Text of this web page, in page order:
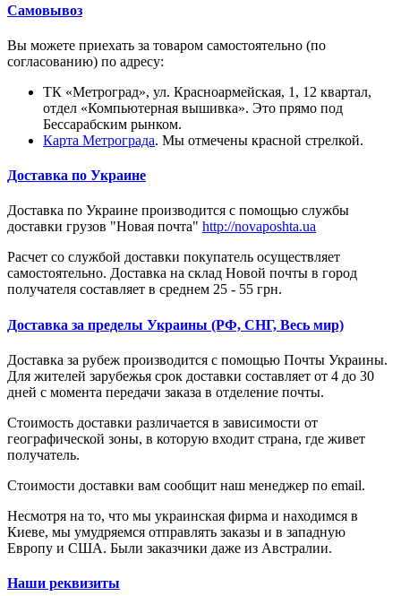
Самовывоз
Вы можете приехать за товаром самостоятельно (по
согласованию) по адресу:
ТК «Метроград», ул. Красноармейская, 1, 12 квартал,
отдел «Компьютерная вышивка». Это прямо под
Бессарабским рынком.
Карта Метрограда. Мы отмечены красной стрелкой.
Доставка по Украине
Доставка по Украине производится с помощью службы
доставки грузов "Новая почта" http://novaposhta.ua
Расчет со службой доставки покупатель осуществляет
самостоятельно. Доставка на склад Новой почты в город
получателя составляет в среднем 25 - 55 грн.
Доставка за пределы Украины (РФ, СНГ, Весь мир)
Доставка за рубеж производится с помощью Почты Украины.
Для жителей зарубежья срок доставки составляет от 4 до 30
дней с момента передачи заказа в отделение почты.
Стоимость доставки различается в зависимости от
географической зоны, в которую входит страна, где живет
получатель.
Стоимости доставки вам сообщит наш менеджер по email.
Несмотря на то, что мы украинская фирма и находимся в
Киеве, мы умудряемся отправлять заказы и в западную
Европу и США. Были заказчики даже из Австралии.
Наши реквизиты